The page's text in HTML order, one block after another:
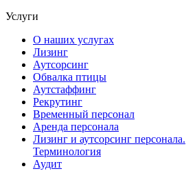
Услуги
О наших услугах
Лизинг
Аутсорсинг
Обвалка птицы
Аутстаффинг
Рекрутинг
Временный персонал
Аренда персонала
Лизинг и аутсорсинг персонала.
Терминология
Аудит